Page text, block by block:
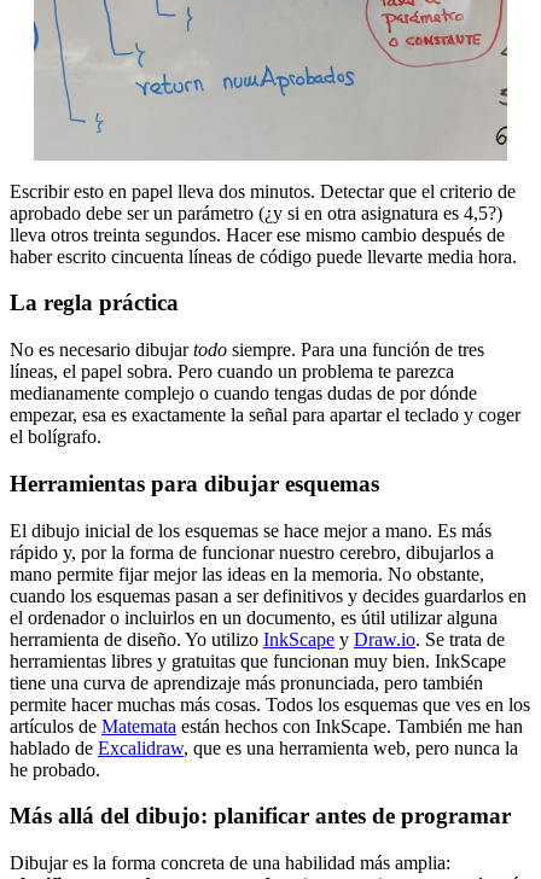
Escribir esto en papel lleva dos minutos. Detectar que el criterio de
aprobado debe ser un parámetro (¿y si en otra asignatura es 4,5?)
lleva otros treinta segundos. Hacer ese mismo cambio después de
haber escrito cincuenta líneas de código puede llevarte media hora.
La regla práctica
No es necesario dibujartodo siempre. Para una función de tres
líneas, el papel sobra. Pero cuando un problema te parezca
medianamente complejo o cuando tengas dudas de por dónde
empezar, esa es exactamente la señal para apartar el teclado y coger
el bolígrafo.
Herramientas para dibujar esquemas
El dibujo inicial de los esquemas se hace mejor a mano. Es más
rápido y, por la forma de funcionar nuestro cerebro, dibujarlos a
mano permite fijar mejor las ideas en la memoria. No obstante,
cuando los esquemas pasan a ser definitivos y decides guardarlos en
el ordenador o incluirlos en un documento, es útil utilizar alguna
herramienta de diseño. Yo utilizo InkScape y Draw.io. Se trata de
herramientas libres y gratuitas que funcionan muy bien. InkScape
tiene una curva de aprendizaje más pronunciada, pero también
permite hacer muchas más cosas. Todos los esquemas que ves en los
artículos de Matemata están hechos con InkScape. También me han
hablado de Excalidraw, que es una herramienta web, pero nunca la
he probado.
Más allá del dibujo: planificar antes de programar
Dibujar es la forma concreta de una habilidad más amplia: